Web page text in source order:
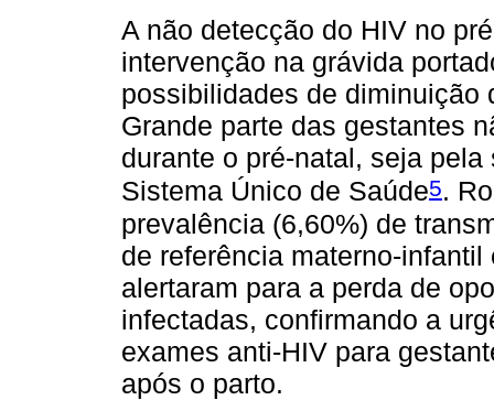
A não detecção do HIV no
intervenção na grávida
possibilidades de diminuição
Grande parte das gestantes
durante o pré-natal, seja
Sistema Único de Saúde5.
prevalência (6,60%) de
de referência materno-
alertaram para a perda de
infectadas, confirmando a
exames anti-HIV para
após o parto.